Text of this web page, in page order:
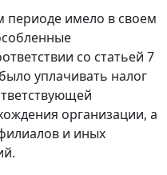
периоде имело в своем
со статьей 7
уплачивать налог
организации, а
и иных